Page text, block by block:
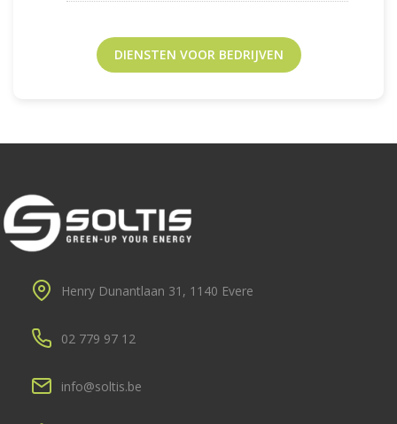
DIENSTEN VOOR BEDRIJVEN
Henry Dunantlaan 31, 1140 Evere
02 779 97 12
info@soltis.be